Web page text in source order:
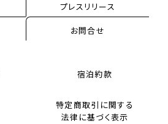
プレスリリース
お問合せ
宿泊約款
特定商取引に関する
法律に基づく表示